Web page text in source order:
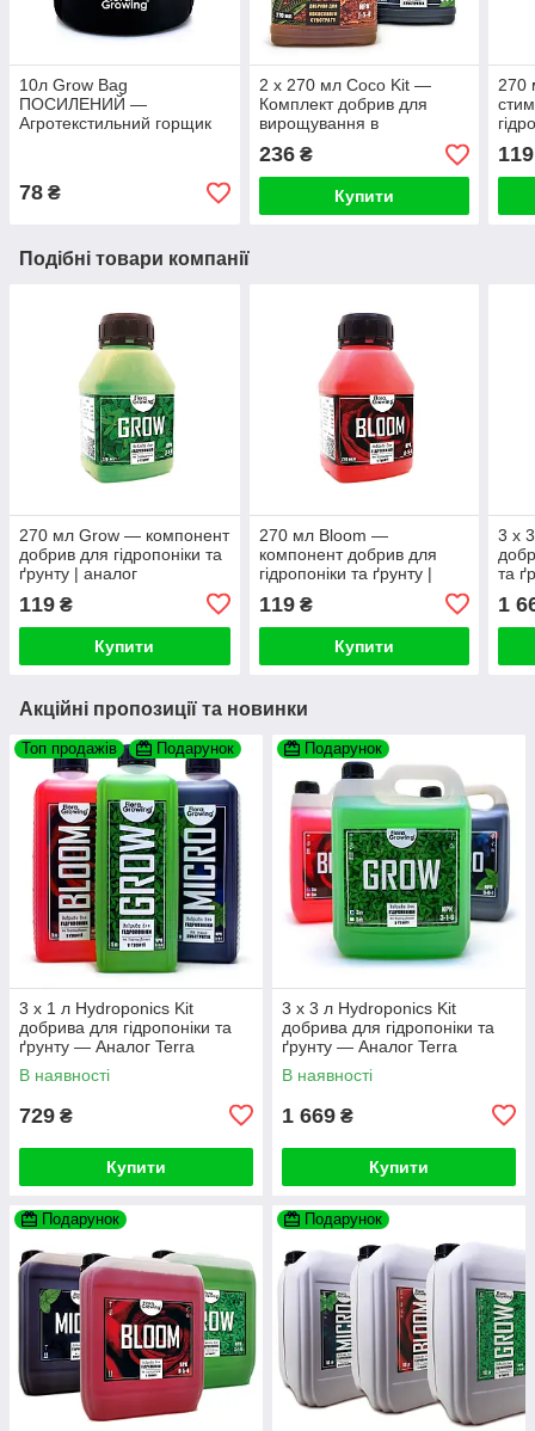
10л Grow Bag
ПОСИЛЕНИЙ —
Агротекстильний горщик
78 ₴
2 х 270 мл Coco Kit —
Комплект добрив для
вирощування в
кокосовому субстраті
236₴
Купити
270
119
Подібні товари компанії
270 мл Grow — компонент
добрив для гідропоніки та
ґрунту | аналог
119 ₴
Купити
270 мл Bloom —
компонент добрив для
гідропоніки та ґрунту |
аналог GHE/TerraAquatica
119₴
Купити
3 х
та
1
Акційні пропозиції та новинки
Топ продажів Подарунок
3 х 1 л Hydroponics Kit
добрива для гідропоніки та
ґрунту — Аналог Terra
Aquatica (GHE) Flora Series
В наявності
729 ₴
Купити
Подарунок
3 х 3 л Hydroponics Kit
добрива для гідропоніки та
ґрунту — Аналог Terra
Aquatica (GHE) Flora Series
В наявності
1 669 ₴
Купити
Подарунок Подарунок